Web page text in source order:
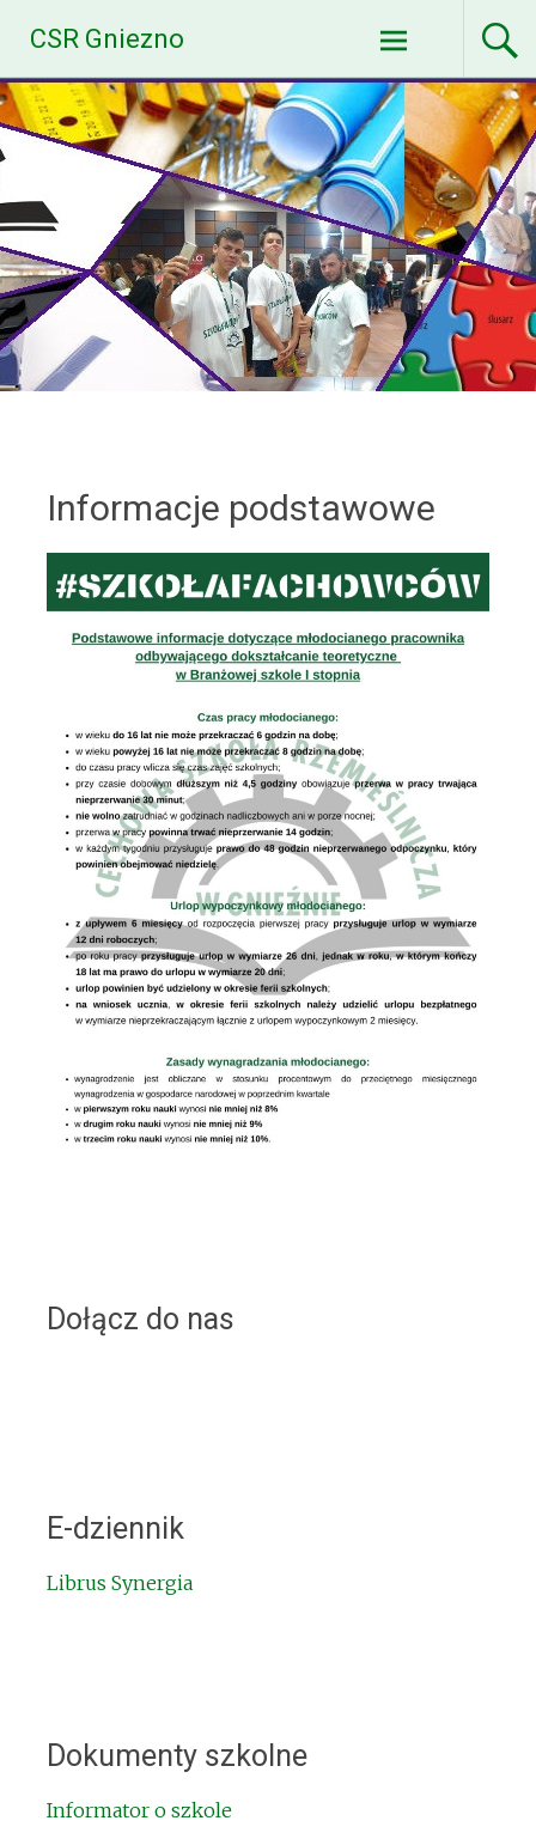
content
CSR Gniezno
Informacje podstawowe
Dołącz do nas
E-dziennik
Librus Synergia
Dokumenty szkolne
Informator o szkole